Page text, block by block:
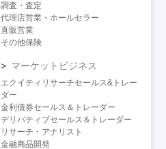
調査・査定
代理店営業・ホールセラー
直販営業
その他保険
マーケットビジネス
エクイティリサーチセールス&トレー
ダー
金利債券セールス＆トレーダー
デリバティブセールス＆トレーダー
リサーチ・アナリスト
金融商品開発